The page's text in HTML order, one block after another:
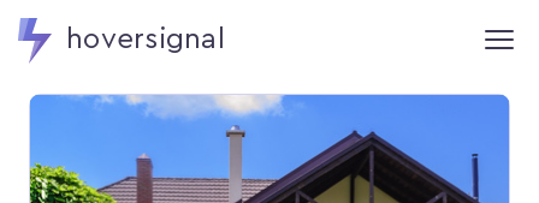
hoversignal